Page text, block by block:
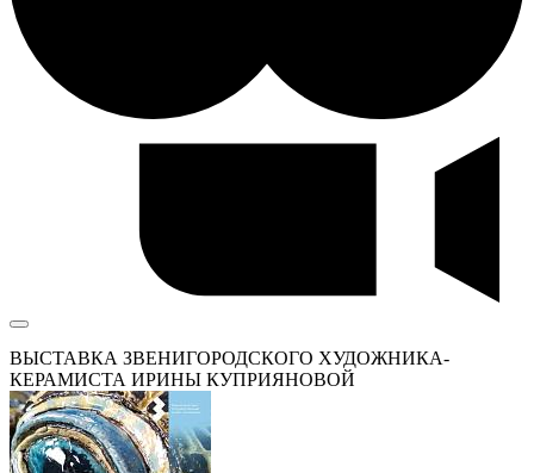
ВЫСТАВКА ЗВЕНИГОРОДСКОГО ХУДОЖНИКА-
КЕРАМИСТА ИРИНЫ КУПРИЯНОВОЙ